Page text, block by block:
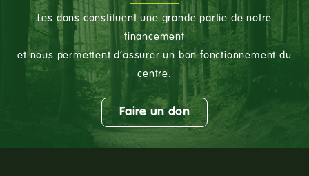
Les dons constituent une grande partie de notre
financement
et nous permettent d’assurer un bon fonctionnement du
centre.
Faire un don